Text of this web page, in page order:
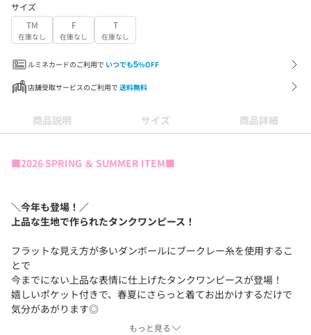
サイズ
TM
在庫なし
F
在庫なし
T
在庫なし
ルミネカードのご利用で いつでも5%OFF
店舗受取サービスのご利用で 送料無料
商品説明 サイズ 商品詳細
■2026 SPRING ＆ SUMMER ITEM■
＼今年も登場！／
上品な生地で作られたタンクワンピース！
フラットな見え方が多いダンボールにブークレー糸を使用するこ
とで
今までにない上品な表情に仕上げたタンクワンピースが登場！
嬉しいポケット付きで、春夏にさらっと着てお出かけするだけで
気分があがります◎
春には軽めのアウターを着て、夏には１枚で着たいアイテムで
もっと見る